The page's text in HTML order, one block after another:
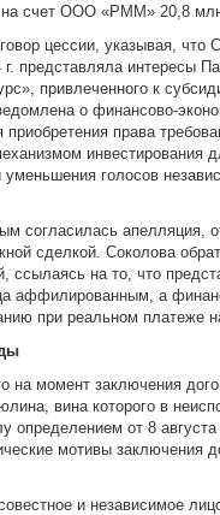
на счет ООО «РММ» 20,8
цессии, указывая, что
г. представляла интересы
привлеченного к
о финансово-
права
инвестирования
уменьшения голосов
согласилась апелляция,
сделкой. Соколова
ссылаясь на то, что
аффилированным, а
при реальном платеже
на момент заключения
вина которого в
определением от 8
мотивы заключения
и независимое